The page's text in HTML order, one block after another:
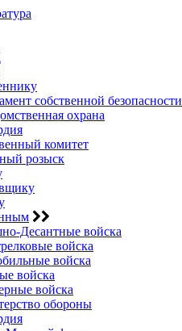
собственной безопасности
охрана
комитет
розыск
Десантные войска
войска
войска
войска
войска
обороны